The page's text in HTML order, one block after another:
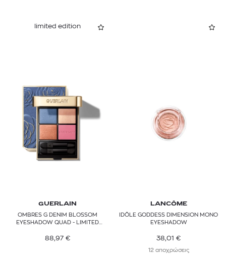
limited edition
GUERLAIN
OMBRES G DENIM BLOSSOM
EYESHADOW QUAD - LIMITED
88,97 €
LANCÔME
IDÔLE GODDESS DIMENSION MONO
EYESHADOW
38,01 €
12 αποχρώσεις